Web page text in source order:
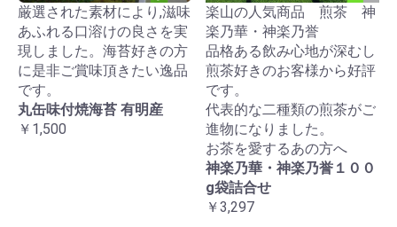
厳選された素材により,滋味
あふれる口溶けの良さを実
現しました。海苔好きの方
に是非ご賞味頂きたい逸品
です。
丸缶味付焼海苔 有明産
￥1,500
楽山の人気商品 煎茶 神
楽乃華・神楽乃誉
品格ある飲み心地が深むし
煎茶好きのお客様から好評
です。
代表的な二種類の煎茶がご
進物になりました。
お茶を愛するあの方へ
神楽乃華・神楽乃誉１００
g袋詰合せ
￥3,297